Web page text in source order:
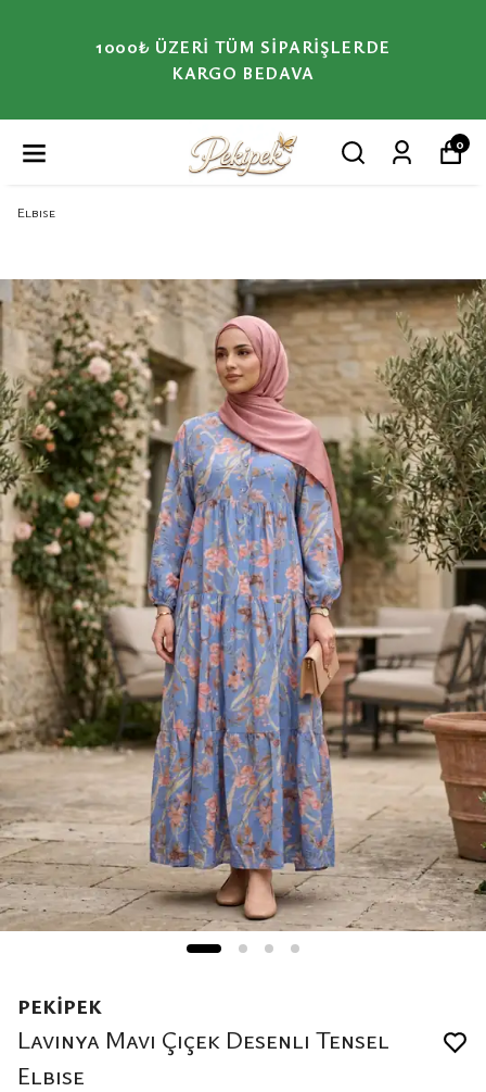
1000₺ ÜZERI TÜM SIPARIŞLERDE
KARGO BEDAVA
0
Elbise
PEKİPEK
Lavinya Mavi Çiçek Desenli Tensel
Elbise